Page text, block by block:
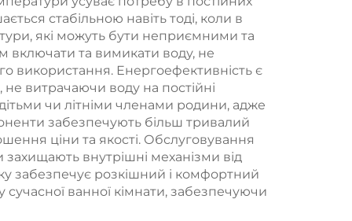
стабільною навіть тоді, коли в
які можуть бути неприємними та
включати та вимикати воду, не
використання. Енергоефективність є
витрачаючи воду на постійні
чи літніми членами родини, адже
забезпечують більш тривалий
ціни та якості. Обслуговування
внутрішні механізми від
забезпечує розкішний і комфортний
ванної кімнати, забезпечуючи